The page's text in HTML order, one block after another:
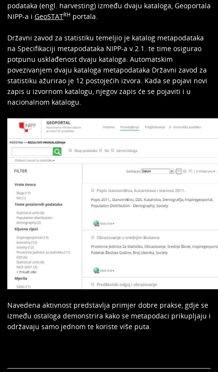
podataka (engl. harvesting) između dvaju kataloga, Geoportala
NIPP-a i GeoSTATRH portala.
Državni zavod za statistiku temeljio je katalog metapodataka
na Specifikaciji metapodataka NIPP-a v.2.1. te time osigurao
potpunu usklađenost dvaju kataloga. Automatskim
povezivanjem dvaju kataloga metapodataka Državni zavod za
statistiku ažurirao je 12 postojećih izvora. Kada se pojavi novi
zapis u izvornom katalogu, njegov zapis će se pojaviti i u
nacionalnom katalogu.
Navedena aktivnost predstavlja primjer dobre prakse, gdje se
između ostaloga demonstrira kako se metapodaci prikupljaju i
održavaju samo jednom te koriste više puta.